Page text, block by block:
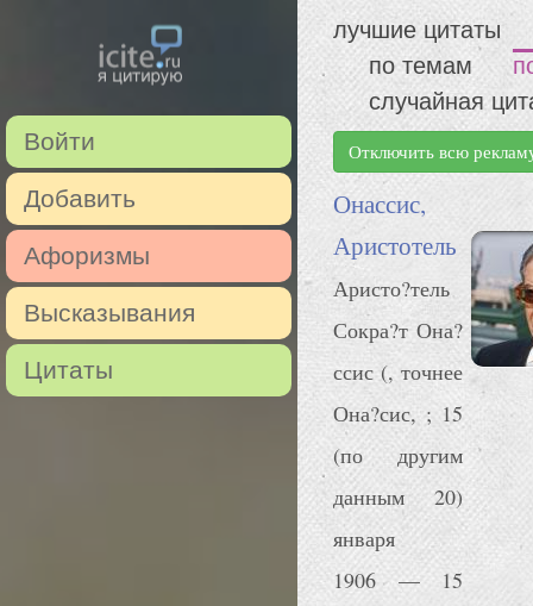
Войти
Добавить
Афоризмы
Высказывания
Цитаты
лучшие цитаты
по темам
случайная
Отключить всю
Онассис,
Аристотель
Аристо?тель
Сокра?т Она?
ссис (, точнее
Она?сис, ; 15
(по другим
данным 20)
января
1906 — 15